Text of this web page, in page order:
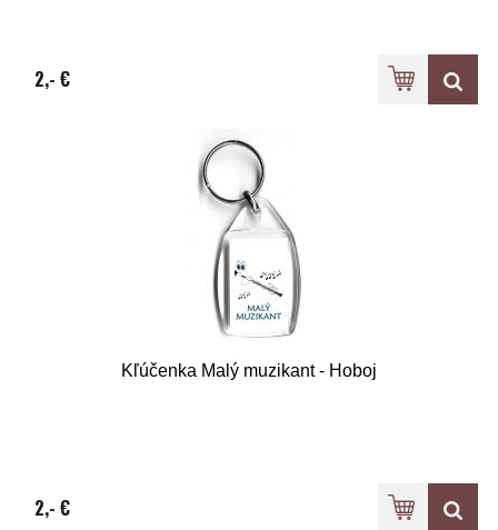
2,- €
Kľúčenka Malý muzikant - Hoboj
2,- €